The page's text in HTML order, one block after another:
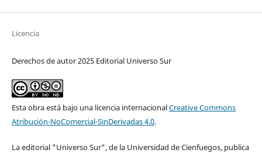
Licencia
Derechos de autor 2025 Editorial Universo Sur
Esta obra está bajo una licencia internacionalCreative Commons
Atribución-NoComercial-SinDerivadas 4.0.
La editorial "Universo Sur", de la Universidad de Cienfuegos, publica